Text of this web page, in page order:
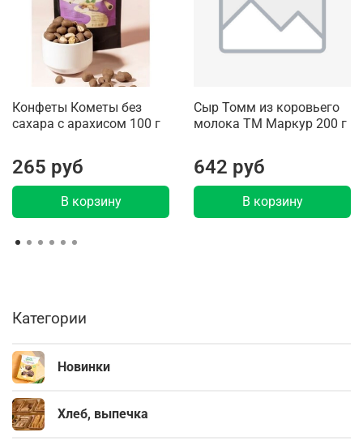
Конфеты Кометы без
сахара с арахисом 100 г
265 руб
В корзину
Сыр Томм из коровьего
молока ТМ Маркур 200 г
642 руб
В корзину
Категории
Новинки
Хлеб, выпечка